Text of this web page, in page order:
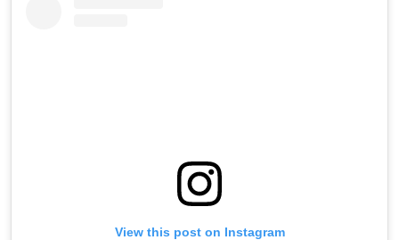
View this post on Instagram